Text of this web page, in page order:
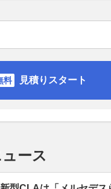
見積りスタート
ース